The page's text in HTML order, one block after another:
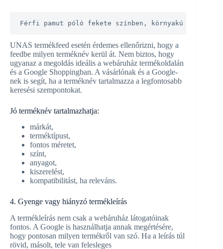
Férfi pamut póló fekete színben, környakú
UNAS termékfeed esetén érdemes ellenőrizni, hogy a
feedbe milyen terméknév kerül át. Nem biztos, hogy
ugyanaz a megoldás ideális a webáruház termékoldalán
és a Google Shoppingban. A vásárlónak és a Google-
nek is segít, ha a terméknév tartalmazza a legfontosabb
keresési szempontokat.
Jó terméknév tartalmazhatja:
márkát,
terméktípust,
fontos méretet,
színt,
anyagot,
kiszerelést,
kompatibilitást, ha releváns.
4. Gyenge vagy hiányzó termékleírás
A termékleírás nem csak a webáruház látogatóinak
fontos. A Google is használhatja annak megértésére,
hogy pontosan milyen termékről van szó. Ha a leírás túl
rövid, másolt, tele van felesleges